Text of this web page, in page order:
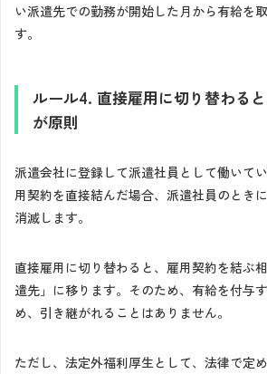
い派遣先での勤務が開始した月から有給を
す。
ルール4. 直接雇用に切り替わる
が原則
派遣会社に登録して派遣社員として働いて
用契約を直接結んだ場合、派遣社員のとき
消滅します。
直接雇用に切り替わると、雇用契約を結ぶ
遣先」に移ります。そのため、有給を付与
め、引き継がれることはありません。
ただし、法定外福利厚生として、法律で定